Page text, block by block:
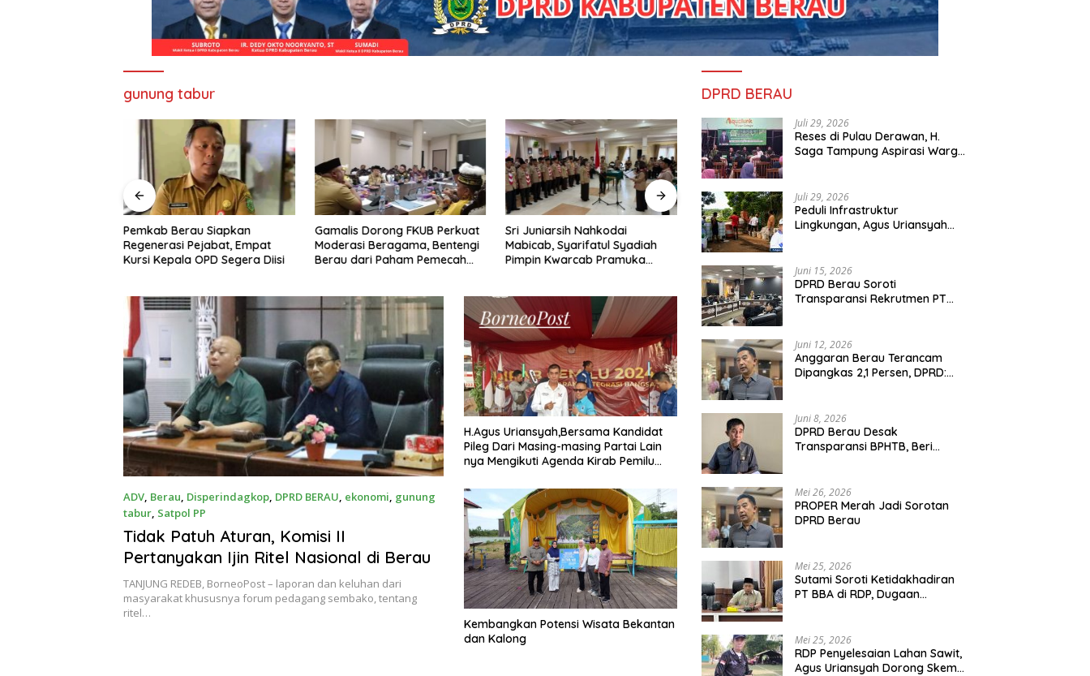
gunung tabur
Pemkab Berau Siapkan
Regenerasi Pejabat, Empat
Kursi Kepala OPD Segera Diisi
Gamalis Dorong FKUB Perkuat
Moderasi Beragama, Bentengi
Berau dari Paham Pemecah
Sri Juniarsih Nahkodai
Mabicab, Syarifatul Syadiah
Pimpin Kwarcab Pramuka
Reses di Pulau Derawan, H.
Saga Tampung Aspirasi Warga
Sikapi Efisiensi Anggaran
Peduli Infrastruktur
ADV, Berau, Disperindagkop, DPRD BERAU, ekonomi, gunung
tabur, Satpol PP
Maret 17, 2023
Tidak Patuh Aturan, Komisi II
Pertanyakan Ijin Ritel Nasional di Berau
TANJUNG REDEB, BorneoPost – laporan dan keluhan dari
masyarakat khususnya forum pedagang sembako, tentang
ritel…
H.Agus Uriansyah,Bersama Kandidat
Pileg Dari Masing-masing Partai Lain
nya Mengikuti Agenda Kirab Pemilu
Kembangkan Potensi Wisata Bekantan
dan Kalong
DPRD BERAU
Juli 29, 2026
Reses di Pulau Derawan, H.
Saga Tampung Aspirasi Warga
Juli 29, 2026
Peduli Infrastruktur
Lingkungan, Agus Uriansyah
Juni 15, 2026
DPRD Berau Soroti
Transparansi Rekrutmen PT
Juni 12, 2026
Anggaran Berau Terancam
Dipangkas 2,1 Persen, DPRD:
Juni 8, 2026
DPRD Berau Desak
Transparansi BPHTB, Beri
Mei 26, 2026
PROPER Merah Jadi Sorotan
DPRD Berau
Mei 25, 2026
Sutami Soroti Ketidakhadiran
PT BBA di RDP, Dugaan
Mei 25, 2026
RDP Penyelesaian Lahan Sawit,
Agus Uriansyah Dorong Skema